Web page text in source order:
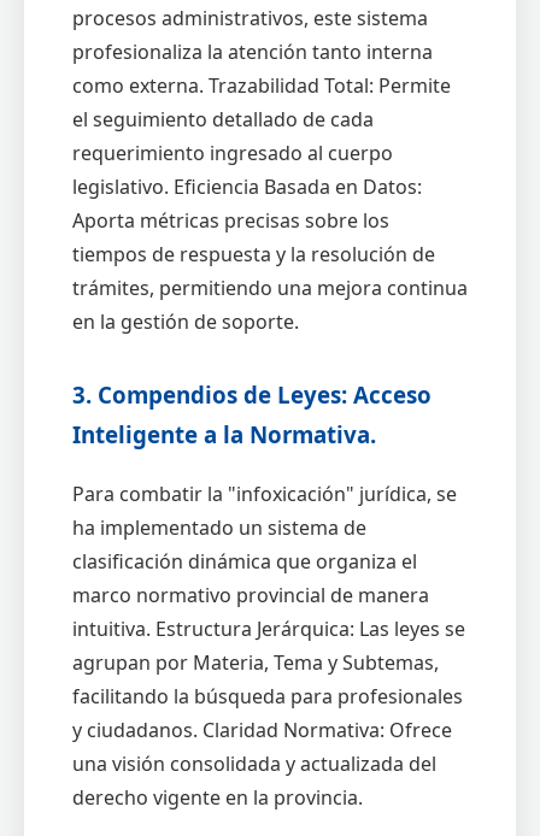
procesos administrativos, este sistema
profesionaliza la atención tanto interna
como externa. Trazabilidad Total: Permite
el seguimiento detallado de cada
requerimiento ingresado al cuerpo
legislativo. Eficiencia Basada en Datos:
Aporta métricas precisas sobre los
tiempos de respuesta y la resolución de
trámites, permitiendo una mejora continua
en la gestión de soporte.
3. Compendios de Leyes: Acceso
Inteligente a la Normativa.
Para combatir la "infoxicación" jurídica, se
ha implementado un sistema de
clasificación dinámica que organiza el
marco normativo provincial de manera
intuitiva. Estructura Jerárquica: Las leyes se
agrupan por Materia, Tema y Subtemas,
facilitando la búsqueda para profesionales
y ciudadanos. Claridad Normativa: Ofrece
una visión consolidada y actualizada del
derecho vigente en la provincia.